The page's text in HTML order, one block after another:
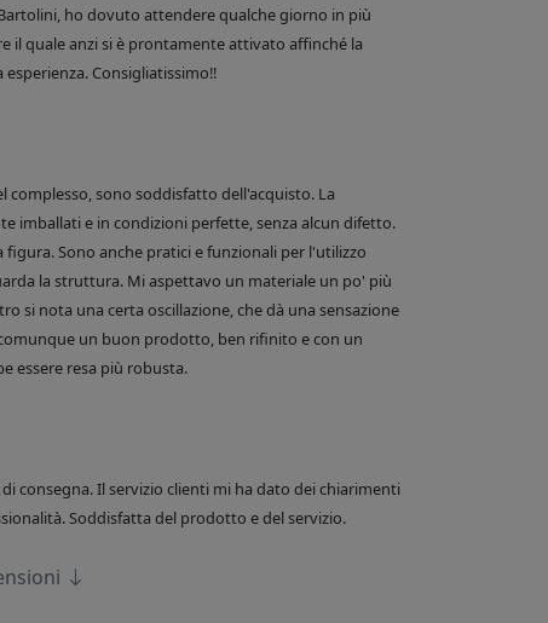
ho dovuto attendere qualche giorno in più
il quale anzi si è prontamente attivato affinché la
Consigliatissimo!!
complesso, sono soddisfatto dell'acquisto. La
imballati e in condizioni perfette, senza alcun difetto.
Sono anche pratici e funzionali per l'utilizzo
la struttura. Mi aspettavo un materiale un po' più
si nota una certa oscillazione, che dà una sensazione
un buon prodotto, ben rifinito e con un
essere resa più robusta.
consegna. Il servizio clienti mi ha dato dei chiarimenti
Soddisfatta del prodotto e del servizio.